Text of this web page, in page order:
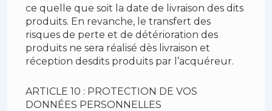
ce quelle que soit la date de livraison des dits
produits. En revanche, le transfert des
risques de perte et de détérioration des
produits ne sera réalisé dès livraison et
réception desdits produits par l’acquéreur.
ARTICLE 10 : PROTECTION DE VOS
DONNÉES PERSONNELLES